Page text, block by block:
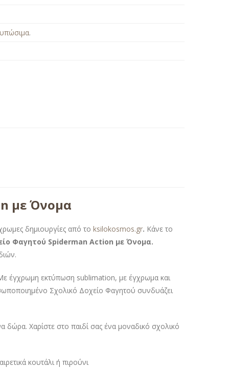
.
με Όνομα
δημιουργίες από το ksilokosmos.gr. Κάνε το
Φαγητού Spiderman Action με Όνομα.
έγχρωμη εκτύπωση sublimation, με έγχρωμα και
Σχολικό Δοχείο Φαγητού συνδυάζει
Χαρίστε στο παιδί σας ένα μοναδικό σχολικό
κουτάλι ή πιρούνι